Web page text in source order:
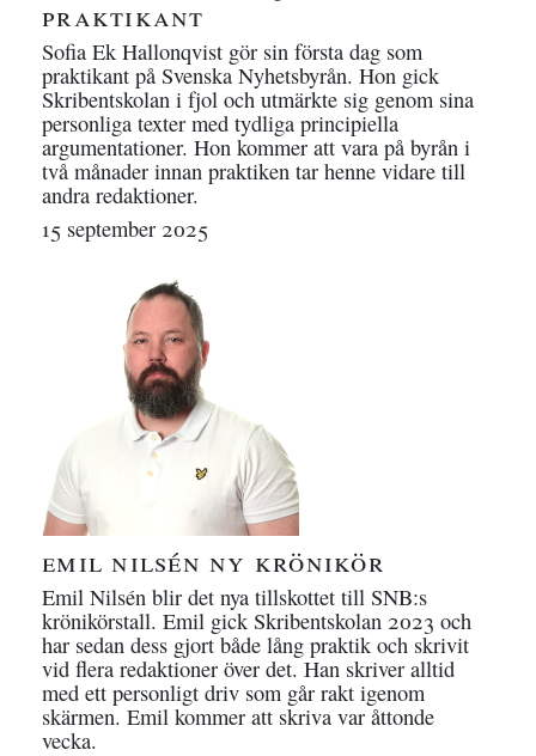
praktikant
Sofia Ek Hallonqvist gör sin första dag som
praktikant på Svenska Nyhetsbyrån. Hon gick
Skribentskolan i fjol och utmärkte sig genom sina
personliga texter med tydliga principiella
argumentationer. Hon kommer att vara på byrån i
två månader innan praktiken tar henne vidare till
andra redaktioner.
15 september 2025
emil nilsén ny krönikör
Emil Nilsén blir det nya tillskottet till SNB:s
krönikörstall. Emil gick Skribentskolan 2023 och
har sedan dess gjort både lång praktik och skrivit
vid flera redaktioner över det. Han skriver alltid
med ett personligt driv som går rakt igenom
skärmen. Emil kommer att skriva var åttonde
vecka.